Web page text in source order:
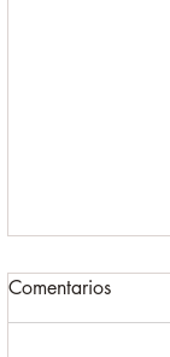
Comentarios